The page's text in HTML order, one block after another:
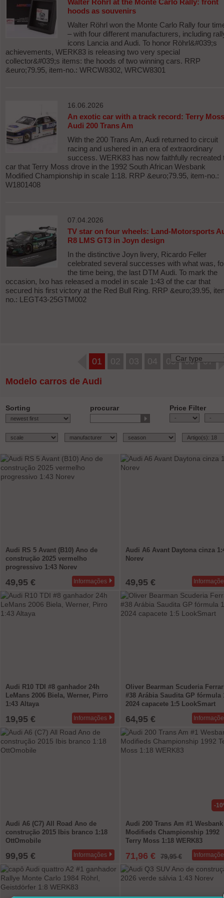
Walter Röhrl at the Monte Carlo Rally: front
hoods as souvenirs
Walter Röhrl won the Monte Carlo Rally four
– with four different manufacturers, including
icons Lancia and Audi. To honor Röhrl&#039;s
achievements, WERK83 is releasing two very special
collector&#039;s items: the hoods of two winning cars. RRP
&euro;79.95, item-no.: WRCW8302, WRCW8301
16.06.2026
An exotic car with a track record: Terry
Audi 200 Trans Am
With the 200 Trans Am, Audi returned to circuit
racing and ushered in an era of extraordinary
success. WERK83 has now faithfully recreated
car that Terry Moss drove in the 1992 South African Wesbank
Modified Championship in scale 1:18. RRP &euro;79.95, item-no.:
W1801408
07.04.2026
TV star on four wheels: Land-Motorsports
R8 LMS GT3 in Joyn design
In the distinctive Joyn livery, Ricardo Feller
celebrated several successes with what was,
the time being, the last DTM Audi. To mark the
occasion, Ixo has released a model in scale 1:43 of the car that
secured his first victory at the Red Bull Ring. RRP &euro;39.95,
no.: LEGT43-25GTM002
01 02 03 04 05 06
07
Modelo carros de Audi
Sorting procurar
Price Filter
Audi RS 5 Avant (B10) Ano de
construção 2025 vermelho
progressivo 1:43 Norev
49,95 € Informações
Audi A6 Avant Daytona cinza
Norev
49,95 €
Audi R10 TDI #8 ganhador 24h
LeMans 2006 Biela, Werner, Pirro
1:43 Altaya
19,95 € Informações
Oliver Bearman Scuderia
#38 Arábia Saudita GP fórmula
2024 capacete 1:5 LookSmart
64,95 €
Audi A6 (C7) All Road Ano de
construção 2015 Ibis branco 1:18
OttOmobile
99,95 € Informações
-
Audi 200 Trans Am #1 Wesbank
Modifieds Championship 1992
Terry Moss 1:18 WERK83
71,96 € 79,95 €